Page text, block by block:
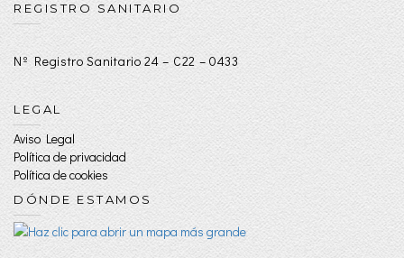
REGISTRO SANITARIO
Nº Registro Sanitario 24 – C22 – 0433
LEGAL
Aviso Legal
Política de privacidad
Política de cookies
DÓNDE ESTAMOS